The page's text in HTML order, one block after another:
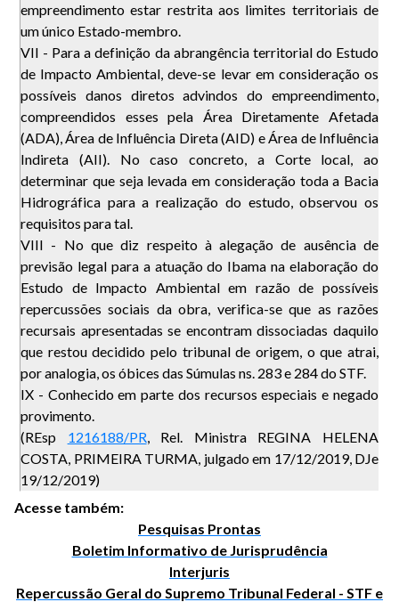
empreendimento estar restrita aos limites territoriais de
um único Estado-membro.
VII - Para a definição da abrangência territorial do Estudo
de Impacto Ambiental, deve-se levar em consideração os
possíveis danos diretos advindos do empreendimento,
compreendidos esses pela Área Diretamente Afetada
(ADA), Área de Influência Direta (AID) e Área de Influência
Indireta (AII). No caso concreto, a Corte local, ao
determinar que seja levada em consideração toda a Bacia
Hidrográfica para a realização do estudo, observou os
requisitos para tal.
VIII - No que diz respeito à alegação de ausência de
previsão legal para a atuação do Ibama na elaboração do
Estudo de Impacto Ambiental em razão de possíveis
repercussões sociais da obra, verifica-se que as razões
recursais apresentadas se encontram dissociadas daquilo
que restou decidido pelo tribunal de origem, o que atrai,
por analogia, os óbices das Súmulas ns. 283 e 284 do STF.
IX - Conhecido em parte dos recursos especiais e negado
provimento.
(REsp 1216188/PR, Rel. Ministra REGINA HELENA
COSTA, PRIMEIRA TURMA, julgado em 17/12/2019, DJe
19/12/2019)
Acesse também:
Pesquisas Prontas
Boletim Informativo de Jurisprudência
Interjuris
Repercussão Geral do Supremo Tribunal Federal - STF e